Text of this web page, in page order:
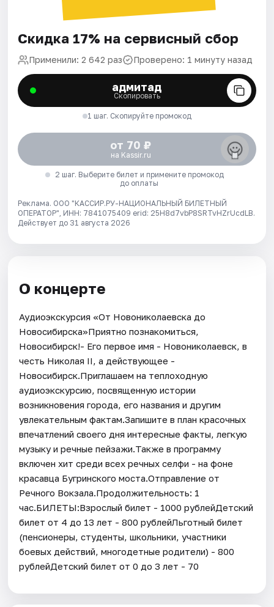
Скидка 17% на сервисный сбор
Применили: 2 642 раз Проверено: 1 минуту назад
адмитад
Скопировать
1 шаг. Скопируйте промокод
от 70 ₽
на Kassir.ru
2 шаг. Выберите билет и примените промокод
до оплаты
Реклама. ООО "КАССИР.РУ-НАЦИОНАЛЬНЫЙ БИЛЕТНЫЙ
ОПЕРАТОР", ИНН: 7841075409 erid: 25H8d7vbP8SRTvHZrUcdLB.
Действует до 31 августа 2026
О концерте
Аудиоэкскурсия «От Новониколаевска до
Новосибирска»Приятно познакомиться,
Новосибирск!- Его первое имя - Новониколаевск, в
честь Николая II, а действующее -
Новосибирск.Приглашаем на теплоходную
аудиоэкскурсию, посвященную истории
возникновения города, его названия и другим
увлекательным фактам.Запишите в план красочных
впечатлений своего дня интересные факты, легкую
музыку и речные пейзажи.​Также в программу
включен хит среди всех речных селфи - на фоне
красавца Бугринского моста.Отправление от
Речного Вокзала.Продолжительность: 1
час.БИЛЕТЫ:Взрослый билет - 1000 рублейДетский
билет от 4 до 13 лет - 800 рублейЛьготный билет
(пенсионеры, студенты, школьники, участники
боевых действий, многодетные родители) - 800
рублейДетский билет от 0 до 3 лет - 70